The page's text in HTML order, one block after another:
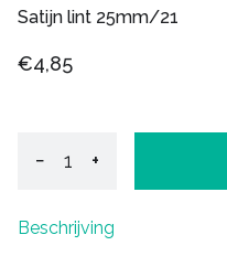
Satijn lint 25mm/21
€4,85
− +
Beschrijving